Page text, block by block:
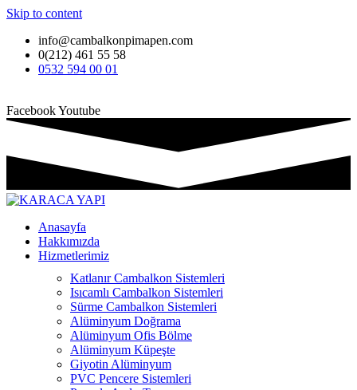
Skip to content
info@cambalkonpimapen.com
0(212) 461 55 58
0532 594 00 01
FacebookYoutube
Anasayfa
Hakkımızda
Hizmetlerimiz
Katlanır Cambalkon Sistemleri
Isıcamlı Cambalkon Sistemleri
Sürme Cambalkon Sistemleri
Alüminyum Doğrama
Alüminyum Ofis Bölme
Alüminyum Küpeşte
Giyotin Alüminyum
PVC Pencere Sistemleri